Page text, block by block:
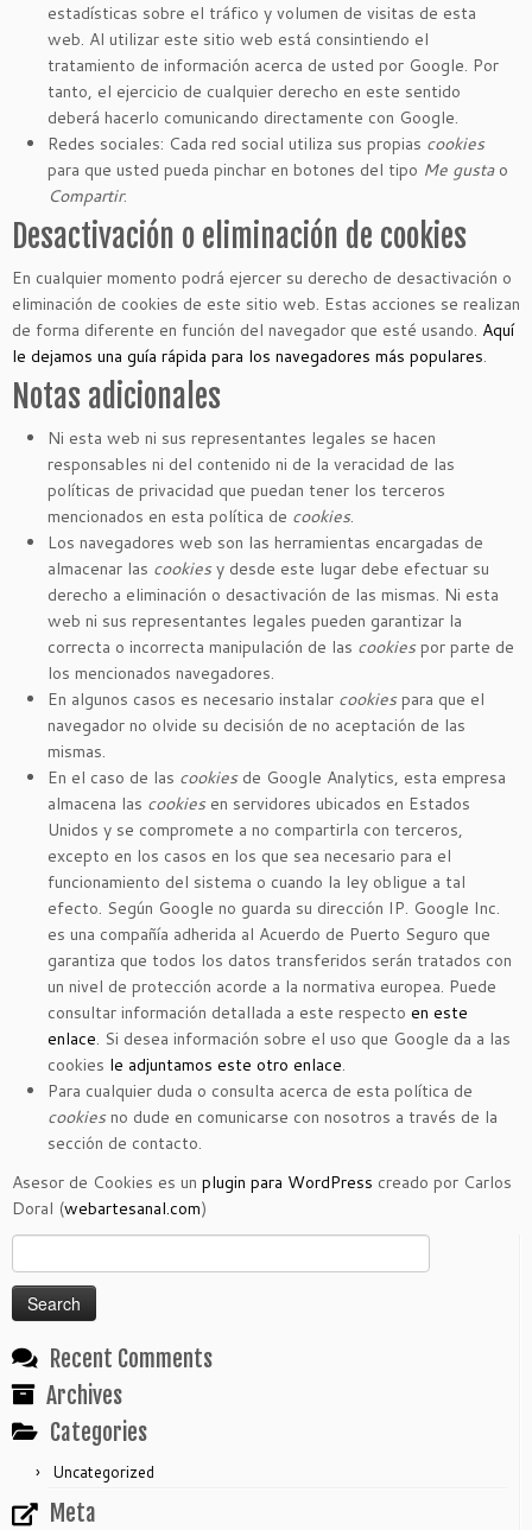
estadísticas sobre el tráfico y volumen de visitas de esta
web. Al utilizar este sitio web está consintiendo el
tratamiento de información acerca de usted por Google. Por
tanto, el ejercicio de cualquier derecho en este sentido
deberá hacerlo comunicando directamente con Google.
Redes sociales: Cada red social utiliza sus propias cookies
para que usted pueda pinchar en botones del tipo Me gustao
Compartir.
Desactivación o eliminación de cookies
En cualquier momento podrá ejercer su derecho de desactivación o
eliminación de cookies de este sitio web. Estas acciones se realizan
de forma diferente en función del navegador que esté usando. Aquí
le dejamos una guía rápida para los navegadores más populares.
Notas adicionales
Ni esta web ni sus representantes legales se hacen
responsables ni del contenido ni de la veracidad de las
políticas de privacidad que puedan tener los terceros
mencionados en esta política de cookies.
Los navegadores web son las herramientas encargadas de
almacenar las cookiesy desde este lugar debe efectuar su
derecho a eliminación o desactivación de las mismas. Ni esta
web ni sus representantes legales pueden garantizar la
correcta o incorrecta manipulación de las cookiespor parte de
los mencionados navegadores.
En algunos casos es necesario instalar cookiespara que el
navegador no olvide su decisión de no aceptación de las
mismas.
En el caso de las cookiesde Google Analytics, esta empresa
almacena las cookiesen servidores ubicados en Estados
Unidos y se compromete a no compartirla con terceros,
excepto en los casos en los que sea necesario para el
funcionamiento del sistema o cuando la ley obligue a tal
efecto. Según Google no guarda su dirección IP. Google Inc.
es una compañía adherida al Acuerdo de Puerto Seguro que
garantiza que todos los datos transferidos serán tratados con
un nivel de protección acorde a la normativa europea. Puede
consultar información detallada a este respecto en este
enlace. Si desea información sobre el uso que Google da a las
cookies le adjuntamos este otro enlace.
Para cualquier duda o consulta acerca de esta política de
cookiesno dude en comunicarse con nosotros a través de la
sección de contacto.
Asesor de Cookies es un plugin para WordPress creado por Carlos
Doral (webartesanal.com)
for:
Recent Comments
Archives
Categories
Uncategorized
Meta